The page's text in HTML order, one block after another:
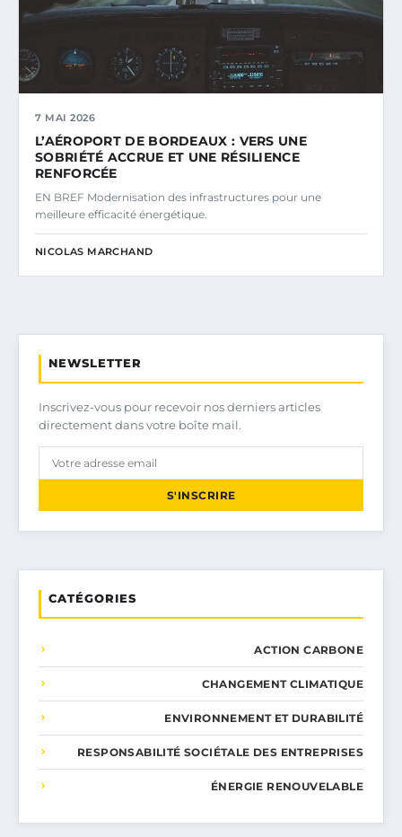
7 MAI 2026
L’AÉROPORT DE BORDEAUX : VERS UNE
SOBRIÉTÉ ACCRUE ET UNE RÉSILIENCE
RENFORCÉE
EN BREF Modernisation des infrastructures pour une
meilleure efficacité énergétique.
NICOLAS MARCHAND
NEWSLETTER
Inscrivez-vous pour recevoir nos derniers articles
directement dans votre boîte mail.
S'INSCRIRE
CATÉGORIES
ACTION CARBONE
CHANGEMENT CLIMATIQUE
ENVIRONNEMENT ET DURABILITÉ
RESPONSABILITÉ SOCIÉTALE DES ENTREPRISES
ÉNERGIE RENOUVELABLE